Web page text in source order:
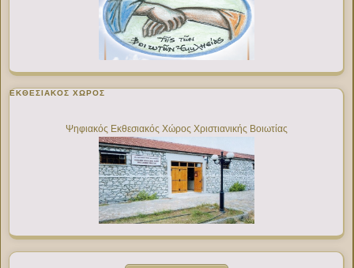
ΕΚΘΕΣΙΑΚΌΣ ΧΏΡΟΣ
Ψηφιακός Εκθεσιακός Χώρος Χριστιανικής Βοιωτίας